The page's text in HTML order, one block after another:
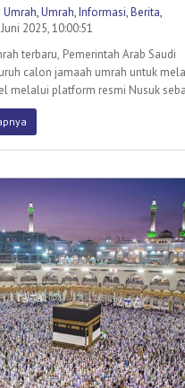
,Umrah,Informasi,Berita,
2025, 10:00:51
terbaru, Pemerintah Arab Saudi
calon jamaah umrah untuk
melalui platform resmi Nusuk